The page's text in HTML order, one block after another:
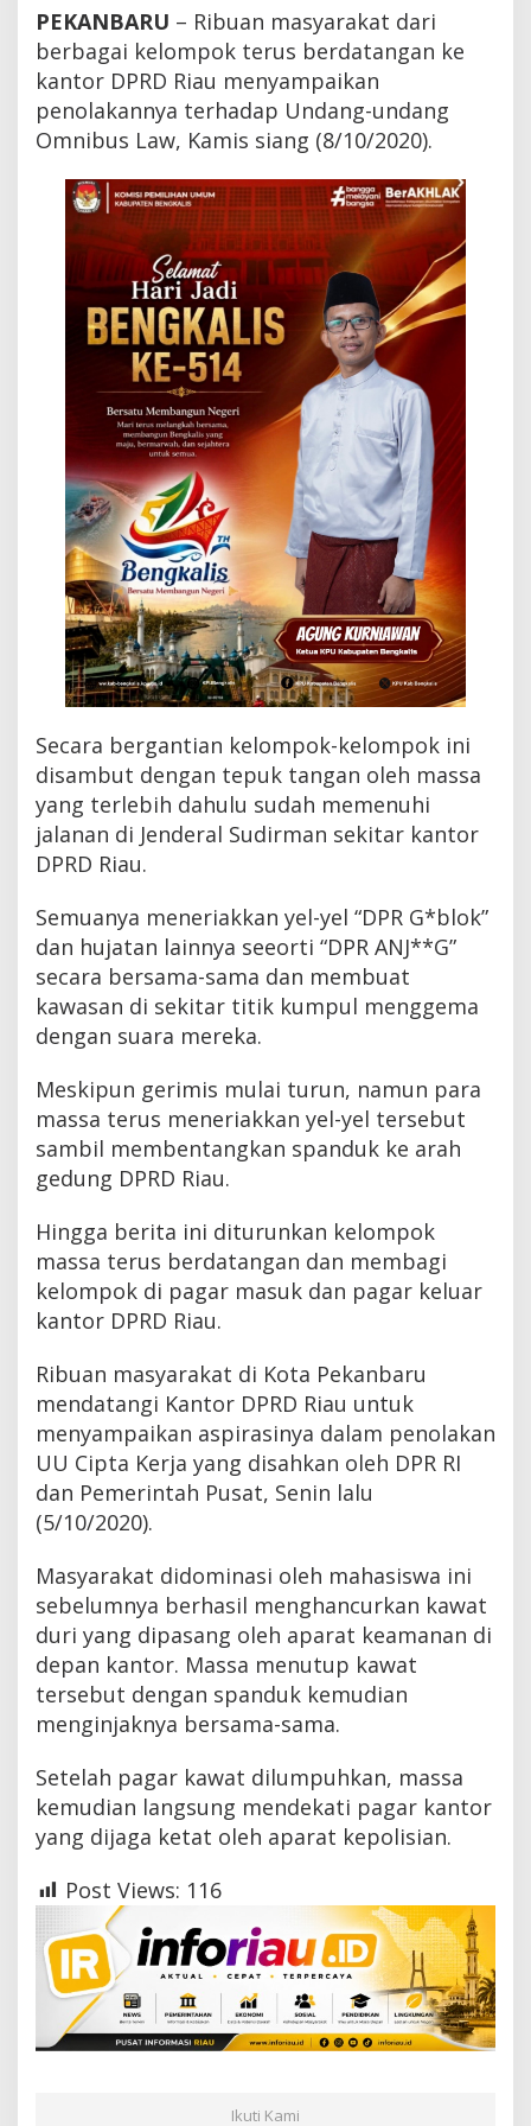
i
a
k
k
n
"
P
R
G
*
L
O
K
"
J
a
l
e
n
r
a
l
S
u
r
m
a
M
g
g
e
m
a
PEKANBARU – Ribuan masyarakat dari
berbagai kelompok terus berdatangan ke
kantor DPRD Riau menyampaikan
penolakannya terhadap Undang-undang
Omnibus Law, Kamis siang (8/10/2020).
Secara bergantian kelompok-kelompok ini
disambut dengan tepuk tangan oleh massa
yang terlebih dahulu sudah memenuhi
jalanan di Jenderal Sudirman sekitar kantor
DPRD Riau.
Semuanya meneriakkan yel-yel “DPR G*blok”
dan hujatan lainnya seeorti “DPR ANJ**G”
secara bersama-sama dan membuat
kawasan di sekitar titik kumpul menggema
dengan suara mereka.
Meskipun gerimis mulai turun, namun para
massa terus meneriakkan yel-yel tersebut
sambil membentangkan spanduk ke arah
gedung DPRD Riau.
Hingga berita ini diturunkan kelompok
massa terus berdatangan dan membagi
kelompok di pagar masuk dan pagar keluar
kantor DPRD Riau.
Ribuan masyarakat di Kota Pekanbaru
mendatangi Kantor DPRD Riau untuk
menyampaikan aspirasinya dalam penolakan
UU Cipta Kerja yang disahkan oleh DPR RI
dan Pemerintah Pusat, Senin lalu
(5/10/2020).
Masyarakat didominasi oleh mahasiswa ini
sebelumnya berhasil menghancurkan kawat
duri yang dipasang oleh aparat keamanan di
depan kantor. Massa menutup kawat
tersebut dengan spanduk kemudian
menginjaknya bersama-sama.
Setelah pagar kawat dilumpuhkan, massa
kemudian langsung mendekati pagar kantor
yang dijaga ketat oleh aparat kepolisian.
Post Views: 116
Ikuti Kami